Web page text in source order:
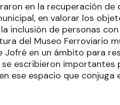
en la recuperación de
en valorar los
inclusión de personas
del Museo Ferroviario
en un ámbito para
escribieron importantes
ese espacio que conjuga